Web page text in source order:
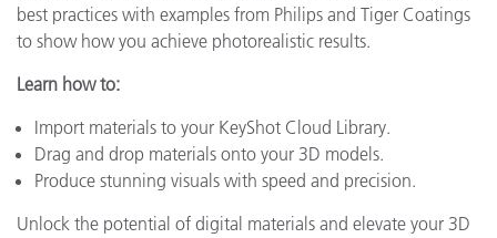
best practices with examples from Philips and Tiger Coatings
to show how you achieve photorealistic results.
Learn how to:
Import materials to your KeyShot Cloud Library.
Drag and drop materials onto your 3D models.
Produce stunning visuals with speed and precision.
Unlock the potential of digital materials and elevate your 3D